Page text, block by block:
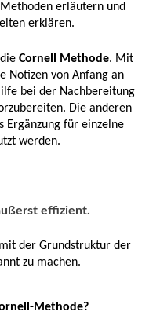
erläutern und
erklären.
Cornell Methode. Mit
Notizen von Anfang an
bei der Nachbereitung
Die anderen
Ergänzung für einzelne
werden.
effizient.
der Grundstruktur der
zu machen.
Methode?